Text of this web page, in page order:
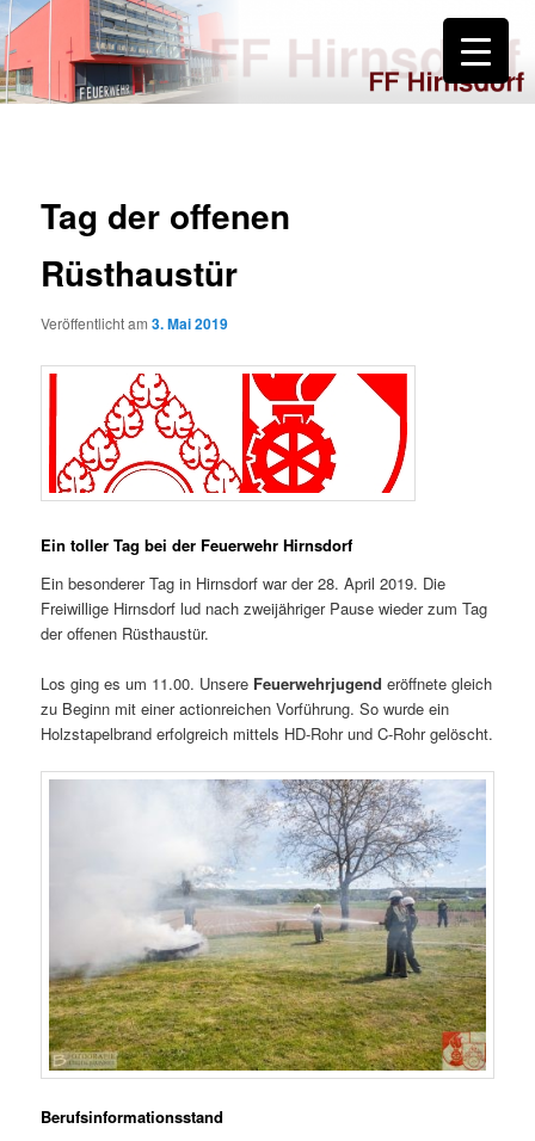
Zum
primären
Inhalt
springenFF Hirnsdorf
Tag der offenen
Rüsthaustür
Veröffentlicht am3. Mai 2019
Ein toller Tag bei der Feuerwehr Hirnsdorf
Ein besonderer Tag in Hirnsdorf war der 28. April 2019. Die
Freiwillige Hirnsdorf lud nach zweijähriger Pause wieder zum Tag
der offenen Rüsthaustür.
Los ging es um 11.00. Unsere Feuerwehrjugend eröffnete gleich
zu Beginn mit einer actionreichen Vorführung. So wurde ein
Holzstapelbrand erfolgreich mittels HD-Rohr und C-Rohr gelöscht.
Berufsinformationsstand